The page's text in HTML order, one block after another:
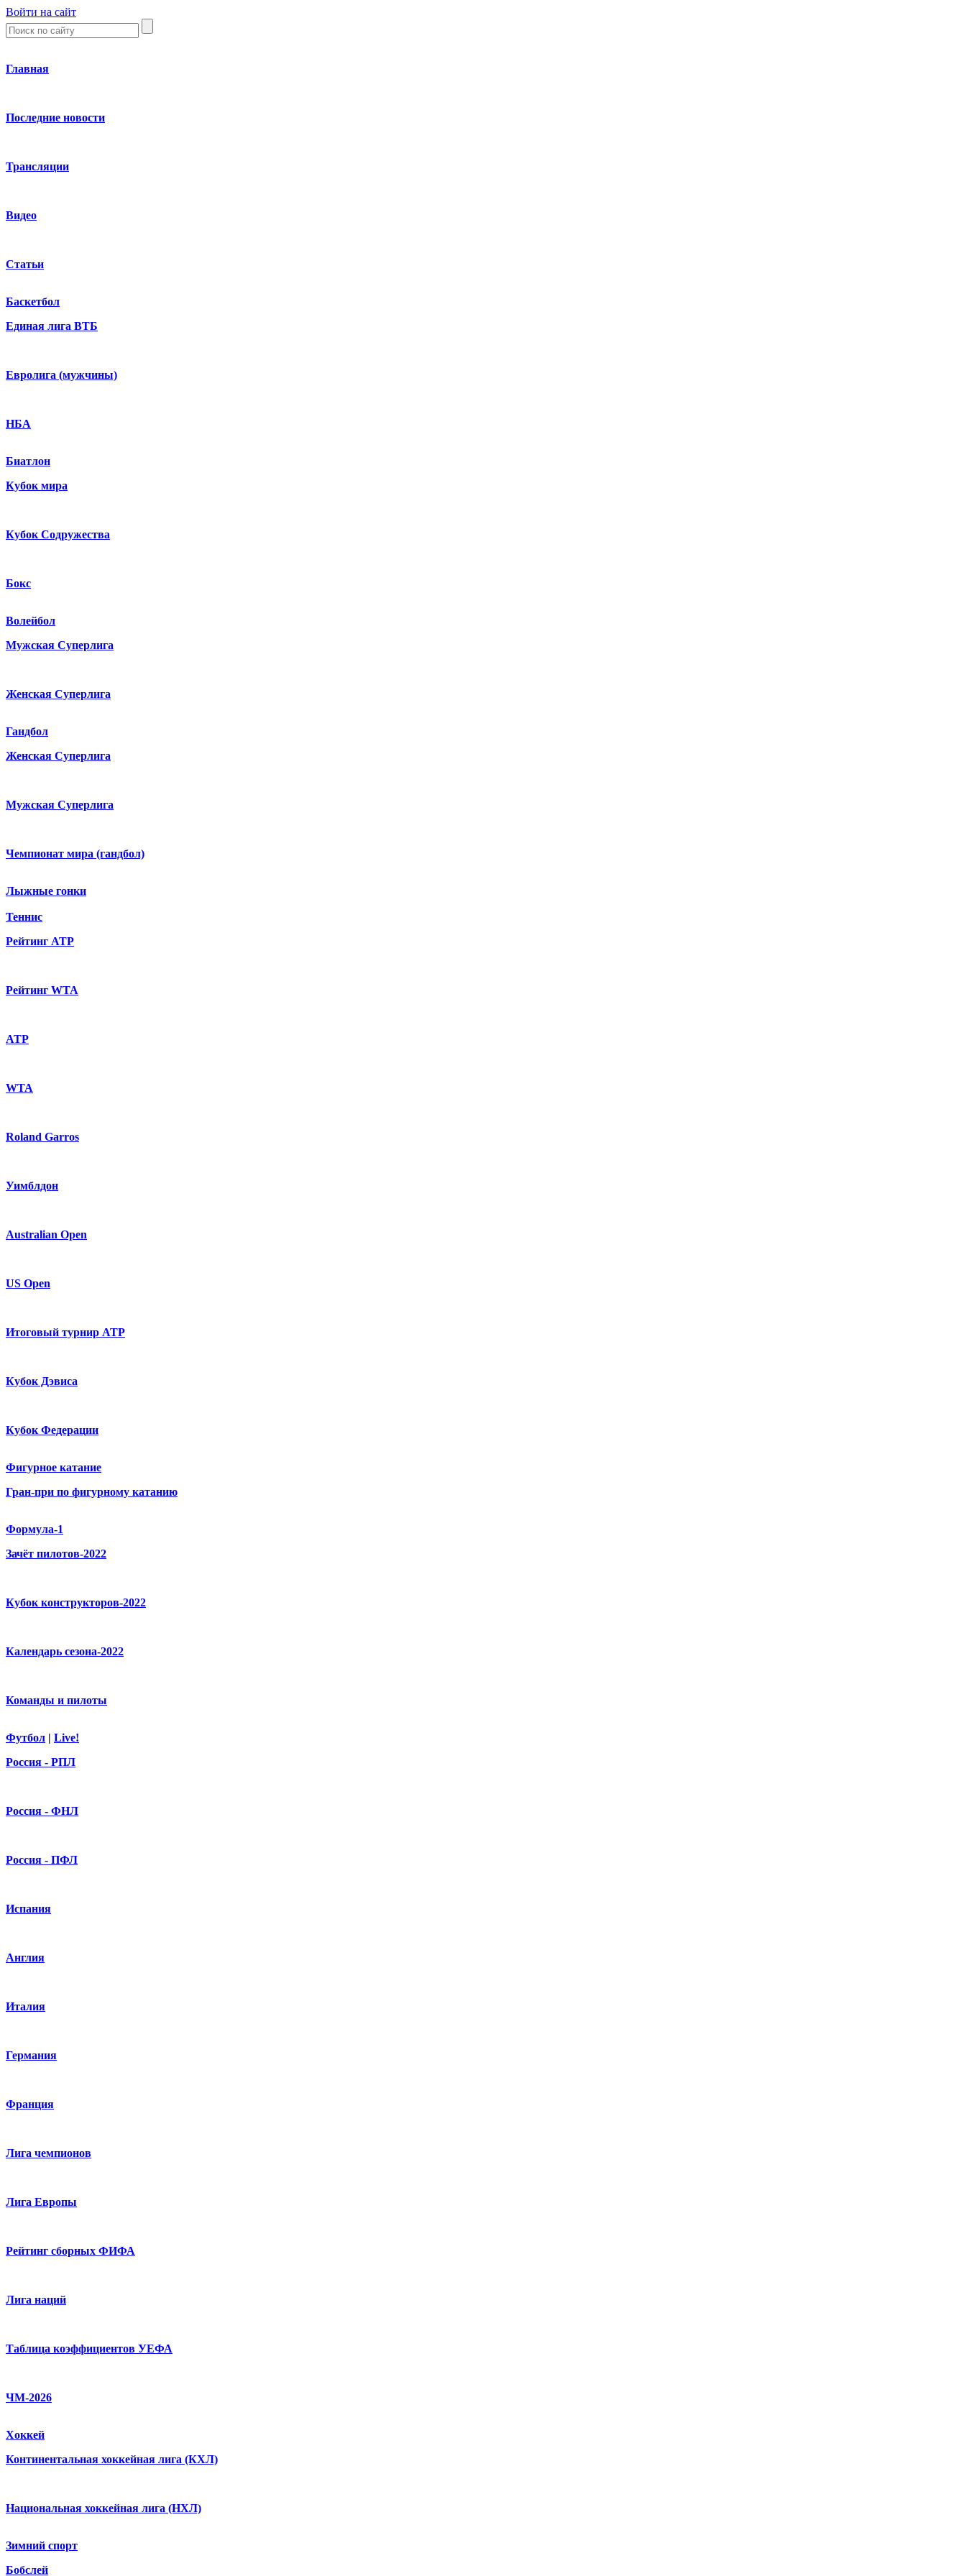
Войти на сайт
Главная
Последние новости
Трансляции
Видео
Статьи
Баскетбол
Единая лига ВТБ
Евролига (мужчины)
НБА
Биатлон
Кубок мира
Кубок Содружества
Бокс
Волейбол
Мужская Суперлига
Женская Суперлига
Гандбол
Женская Суперлига
Мужская Суперлига
Чемпионат мира (гандбол)
Лыжные гонки
Теннис
Рейтинг ATP
Рейтинг WTA
ATP
WTA
Roland Garros
Уимблдон
Australian Open
US Open
Итоговый турнир ATP
Кубок Дэвиса
Кубок Федерации
Фигурное катание
Гран-при по фигурному катанию
Формула-1
Зачёт пилотов-2022
Кубок конструкторов-2022
Календарь сезона-2022
Команды и пилоты
Футбол | Live!
Россия - РПЛ
Россия - ФНЛ
Россия - ПФЛ
Испания
Англия
Италия
Германия
Франция
Лига чемпионов
Лига Европы
Рейтинг сборных ФИФА
Лига наций
Таблица коэффициентов УЕФА
ЧМ-2026
Хоккей
Континентальная хоккейная лига (КХЛ)
Национальная хоккейная лига (НХЛ)
Зимний спорт
Бобслей